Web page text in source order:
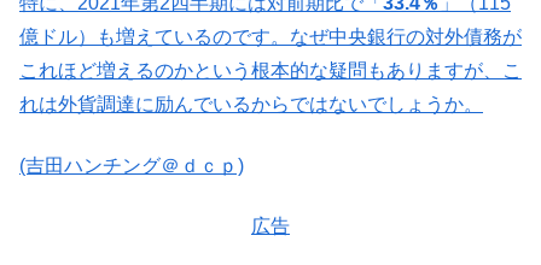
億ドル）も増えているのです。なぜ中央銀行の対外債務が
これほど増えるのかという根本的な疑問もありますが、こ
れは外貨調達に励んでいるからではないでしょうか。
(吉田ハンチング＠ｄｃｐ)
広告